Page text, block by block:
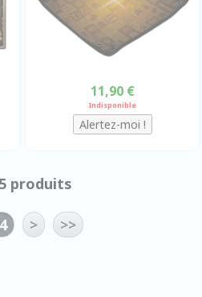
11,90 €
Indisponible
produits
> >>